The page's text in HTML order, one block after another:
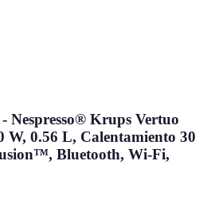
Nespresso® Krups Vertuo
W, 0.56 L, Calentamiento 30
Bluetooth, Wi-Fi,